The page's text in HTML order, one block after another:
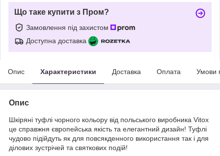
Що таке купити з Пром?
Замовлення під захистом
Доступна доставка
Опис Характеристики Доставка Оплата Умови
Опис
Шкіряні туфлі чорного кольору від польського виробника Vitox
це справжня європейська якість та елегантний дизайн! Туфлі
чудово підійдуть як для повсякденного використання так і для
ділових зустрічей та святкових подій!